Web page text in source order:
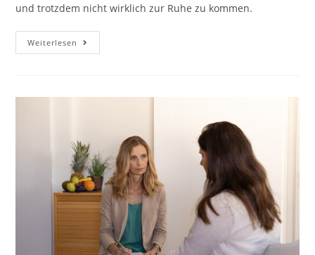
und trotzdem nicht wirklich zur Ruhe zu kommen.
Weiterlesen Schlafstörungen
In
Hilfe